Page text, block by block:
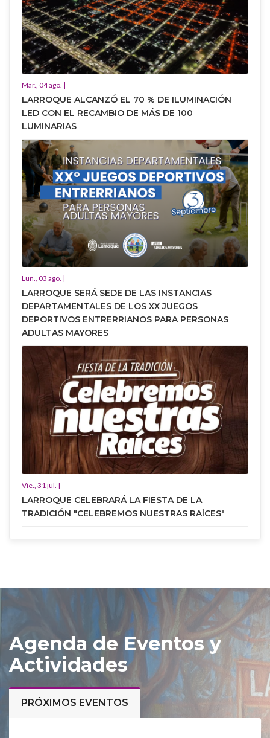
Mar., 04 ago. |
LARROQUE ALCANZÓ EL 70 % DE ILUMINACIÓN
LED CON EL RECAMBIO DE MÁS DE 100
LUMINARIAS
Lun., 03 ago. |
LARROQUE SERÁ SEDE DE LAS INSTANCIAS
DEPARTAMENTALES DE LOS XX JUEGOS
DEPORTIVOS ENTRERRIANOS PARA PERSONAS
ADULTAS MAYORES
Vie., 31 jul. |
LARROQUE CELEBRARÁ LA FIESTA DE LA
TRADICIÓN "CELEBREMOS NUESTRAS RAÍCES"
Agenda de Eventos y
Actividades
PRÓXIMOS EVENTOS